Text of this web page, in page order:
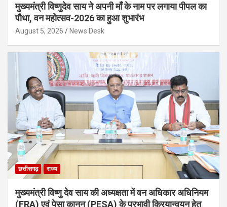
मुख्यमंत्री विष्णुदेव साय ने अपनी माँ के नाम पर लगाया पीपल का
पौधा, वन महोत्सव-2026 का हुआ शुभारंभ
August 5, 2026 News Desk
छत्तीसगढ़ राज्य
मुख्यमंत्री विष्णु देव साय की अध्यक्षता में वन अधिकार अधिनियम
(FRA) एवं पेसा कानून (PESA) के प्रभावी क्रियान्वयन हेतु